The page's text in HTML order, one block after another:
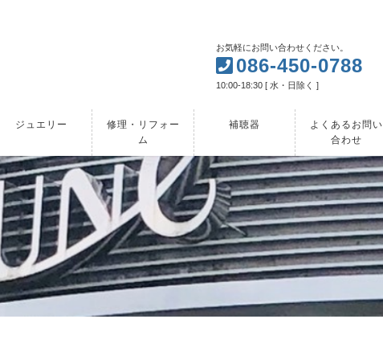
お気軽にお問い合わせください。
086-450-0788
10:00-18:30 [ 水・日除く ]
ジュエリー
修理・リフォー
ム
補聴器
よくあるお問い
合わせ